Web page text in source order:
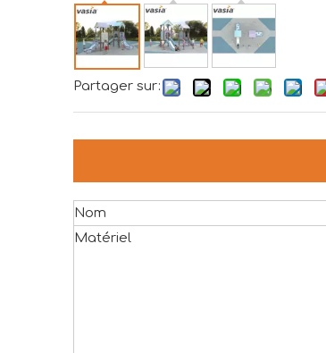
Partager sur:
Nom
Matériel